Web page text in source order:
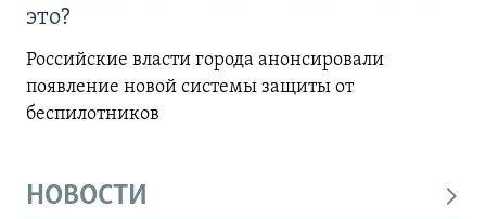
это?
Российские власти города анонсировали
появление новой системы защиты от
беспилотников
НОВОСТИ